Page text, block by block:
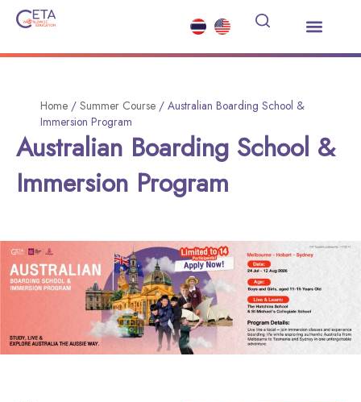
Home / Summer Course / Australian Boarding School &
Immersion Program
Australian Boarding School &
Immersion Program